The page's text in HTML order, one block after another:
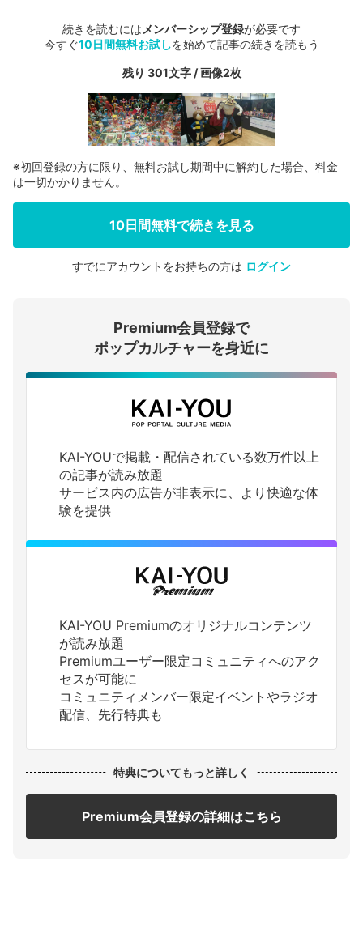
続きを読むには メンバーシップ登録が必要です
今すぐ10日間無料お試しを始めて記事の続きを読もう
残り 301文字 / 画像2枚
会員登録する
ログインする
※初回登録の方に限り、無料お試し期間中に解約した場合、料金
は一切かかりません。
10日間無料で続きを見る
すでにアカウントをお持ちの方は ログイン
Premium会員登録で
ポップカルチャーを身近に
KAI-YOUで掲載・配信されている数万件以上
の記事が読み放題
サービス内の広告が非表示に、より快適な体
験を提供
KAI-YOU Premiumのオリジナルコンテンツ
が読み放題
Premiumユーザー限定コミュニティへのアク
セスが可能に
コミュニティメンバー限定イベントやラジオ
配信、先行特典も
特典についてもっと詳しく
Premium会員登録の詳細はこちら